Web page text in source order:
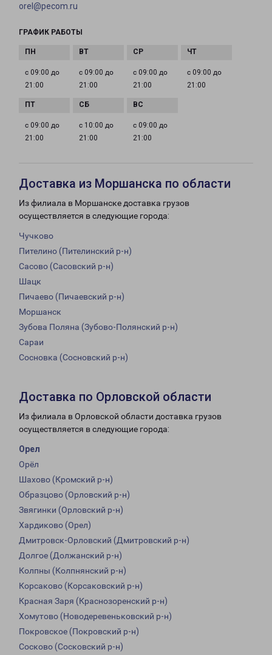
orel@pecom.ru
ГРАФИК РАБОТЫ
с 09:00 до
21:00
с 09:00 до
21:00
с 09:00 до
21:00
с 09:00 до
21:00
с 09:00 до
21:00
с 10:00 до
21:00
с 09:00 до
21:00
Доставка из Моршанска по области
Из филиала в Моршанске доставка грузов
осуществляется в следующие города:
Чучково
Пителино (Пителинский р-н)
Сасово (Сасовский р-н)
Шацк
Пичаево (Пичаевский р-н)
Моршанск
Зубова Поляна (Зубово-Полянский р-н)
Сараи
Сосновка (Сосновский р-н)
Доставка по Орловской области
Из филиала в Орловской области доставка грузов
осуществляется в следующие города:
Орел
Орёл
Шахово (Кромский р-н)
Образцово (Орловский р-н)
Звягинки (Орловский р-н)
Хардиково (Орел)
Дмитровск-Орловский (Дмитровский р-н)
Долгое (Должанский р-н)
Колпны (Колпнянский р-н)
Корсаково (Корсаковский р-н)
Красная Заря (Краснозоренский р-н)
Хомутово (Новодеревеньковский р-н)
Покровское (Покровский р-н)
Сосково (Сосковский р-н)